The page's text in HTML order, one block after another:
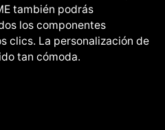
también podrás
los componentes
clics. La personalización de
tan cómoda.